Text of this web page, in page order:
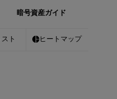
暗号資産ガイド
Ethereum ￥300,561
ト ヒートマップ